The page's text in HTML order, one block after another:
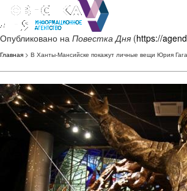
Опубликовано на Повестка Дня (https://
Главная > В Ханты-Мансийске покажут личные вещи Юрия